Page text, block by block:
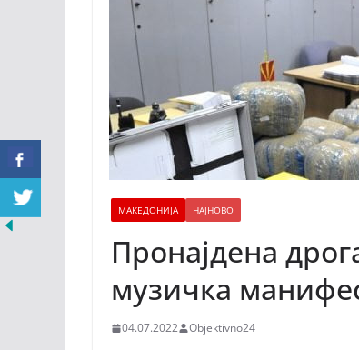
МАКЕДОНИЈА НАЈНОВО
Пронајдена
музичка
04.07.2022 Objektivno24